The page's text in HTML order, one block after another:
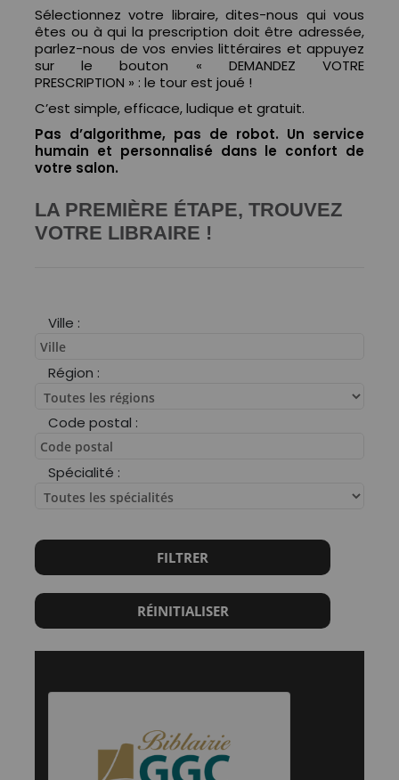
Sélectionnez votre libraire, dites-nous qui vous
êtes ou à qui la prescription doit être adressée,
parlez-nous de vos envies littéraires et appuyez
sur le bouton « DEMANDEZ VOTRE
PRESCRIPTION » : le tour est joué !
C’est simple, efficace, ludique et gratuit.
Pas d’algorithme, pas de robot. Un service
humain et personnalisé dans le confort de
votre salon.
LA PREMIÈRE ÉTAPE, TROUVEZ
VOTRE LIBRAIRE !
Ville :
Région :
Code postal :
Spécialité :
FILTRER
RÉINITIALISER